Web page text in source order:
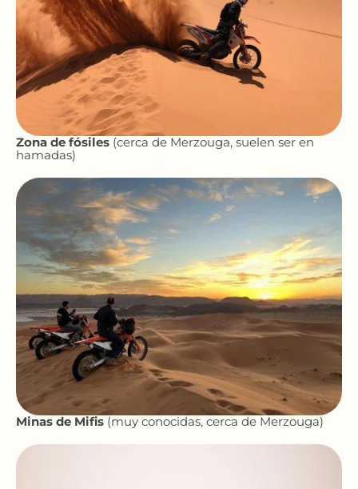
Zona de fósiles (cerca de Merzouga, suelen ser en
hamadas)
Minas de Mifis (muy conocidas, cerca de Merzouga)